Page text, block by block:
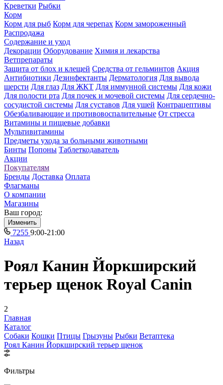
Креветки Рыбки
Корм
Корм для рыб Корм для черепах Корм замороженный
Распродажа
Содержание и уход
Декорации Оборудование Химия и лекарства
Ветпрепараты
Защита от блох и клещей Средства от гельминтов Акция
Антибиотики Дезинфектанты Дерматология Для вывода
шерсти Для глаз Для ЖКТ Для иммунной системы Для кожи
Для полости рта Для почек и мочевой системы Для сердечно-
сосудистой системы Для суставов Для ушей Контрацептивы
Обезбаливающие и противовоспалительные От стресса
Витамины и пищевые добавки
Мультивитамины
Предметы ухода за больными животными
Бинты Попоны Таблеткодаватель
Акции
Покупателям
Бренды Доставка Оплата
Флагманы
О компании
Магазины
Ваш город:
Изменить
7255 9:00-21:00
Назад
Роял Канин Йоркширский
терьер щенок Royal Canin
2
Главная
Каталог
Собаки Кошки Птицы Грызуны Рыбки Ветаптека
Роял Канин Йоркширский терьер щенок
Фильтры